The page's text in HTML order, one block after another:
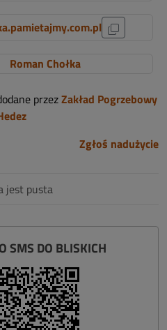
Roman Chołka
przezZakład Pogrzebowy
Zgłoś nadużycie
jest pusta
SMS DO BLISKICH